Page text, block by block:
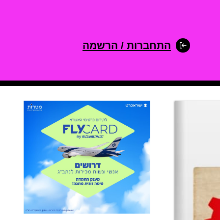
התחברות / הרשמה